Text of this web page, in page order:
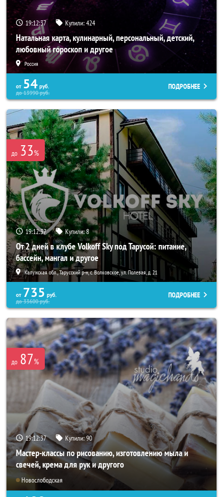
19:12:33 Купили:424
Натальная карта, кулинарный, персональный, детский,
любовный гороскоп и другое
Россия
от 54 руб.
до13990руб.
ПОДРОБНЕЕ
до 33%
19:12:33 Купили:8
От 2 дней в клубе Volkoff Sky под Тарусой: питание,
бассейн, мангал и другое
Калужская обл., Тарусский р-н, с. Волковское, ул. Полевая, д. 21
от 735 руб.
до33600руб.
ПОДРОБНЕЕ
до 87%
19:12:33 Купили:90
Мастер-классы по рисованию, изготовлению мыла и
свечей, крема для рук и другого
Новослободская